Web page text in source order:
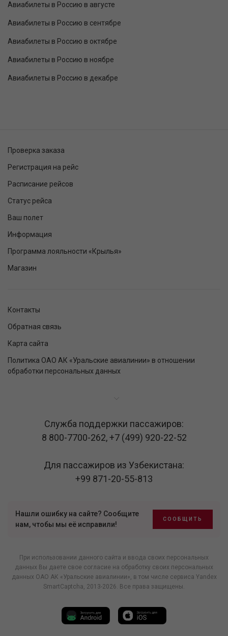
Авиабилеты в Россию в августе
Авиабилеты в Россию в сентябре
Авиабилеты в Россию в октябре
Авиабилеты в Россию в ноябре
Авиабилеты в Россию в декабре
Проверка заказа
Регистрация на рейс
Расписание рейсов
Статус рейса
Ваш полет
Информация
Программа лояльности «Крылья»
Магазин
Контакты
Обратная связь
Карта сайта
Политика ОАО АК «Уральские авиалинии» в отношении
обработки персональных данных
Служба поддержки пассажиров:
8 800-7700-262,+7 (499) 920-22-52
Для пассажиров из Узбекистана:
+99 871-20-55-813
Нашли ошибку на сайте? Сообщите
нам, чтобы мы её исправили!
СООБЩИТЬ
При использовании данного сайта и ввода своих персональных
данных Вы даете свое согласие на обработку своих персональных
данных ОАО АК «Уральские авиалинии», в том числе сервиса Yandex
SmartCaptcha, 2013-2026. Все права защищены.